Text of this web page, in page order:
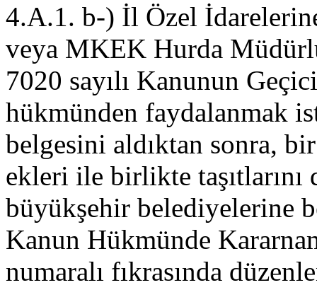
4.A.1. b-) İl Özel
veya MKEK Hurda
7020 sayılı Kanunun
hükmünden faydalanmak
belgesini aldıktan sonra,
ekleri ile birlikte
büyükşehir belediyelerine
Kanun Hükmünde
numaralı fıkrasında